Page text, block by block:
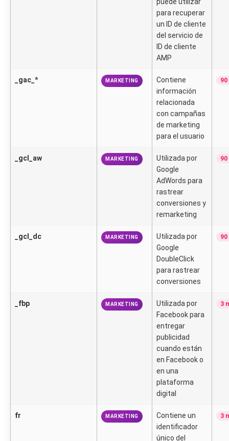
puede utilizar
para recuperar
un ID de cliente
del servicio de
ID de cliente
AMP
_gac_* MARKETING
Contiene
información
relacionada
con campañas
de marketing
para el usuario
90
_gcl_aw MARKETING
Utilizada por
Google
AdWords para
rastrear
conversiones y
remarketing
90
_gcl_dc MARKETING
Utilizada por
Google
DoubleClick
para rastrear
conversiones
90
_fbp MARKETING
Utilizada por
Facebook para
entregar
publicidad
cuando están
en Facebook o
en una
plataforma
digital
3
fr MARKETING
Contiene un
identificador
único del
3